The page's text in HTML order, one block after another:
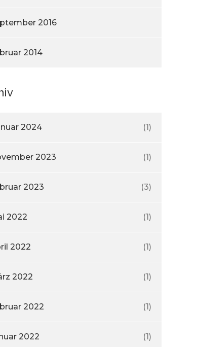
2016
2014
2024 (1)
2023 (1)
2023 (3)
2022 (1)
2022 (1)
2022 (1)
2022 (1)
2022 (1)